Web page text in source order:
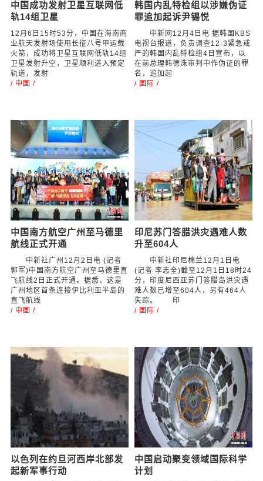
中国成功发射卫星互联网低
轨14组卫星
12月6日15时53分，中国在海南商
业航天发射场使用长征八号甲运载
火箭，成功将卫星互联网低轨14组
卫星发射升空，卫星顺利进入预定
轨道，发射
/ 中国 /
韩国内乱特检组以涉嫌伪证
罪追加起诉尹锡悦
中新网12月4日电 据韩国KBS
电视台报道，负责调查12·3紧急戒
严的韩国内乱特检组4日宣布，以
在前总理韩德洙审判中作伪证的罪
名，追加起
/ 国际 /
中国南方航空广州至马德里
航线正式开通
中新社广州12月2日电 (记者
郭军)中国南方航空广州至马德里直
飞航线2日正式开通。据悉，这是
广州地区首条连接伊比利亚半岛的
直飞航线
/ 中国 /
印尼苏门答腊洪灾遇难人数
升至604人
中新社印尼棉兰12月1日电
(记者 李志全)截至12月1日18时24
分，印度尼西亚苏门答腊岛洪灾遇
难人数已增至604人，另有464人
失踪。 印
/ 国际 /
以色列在约旦河西岸北部发
起新军事行动
中国启动聚变领域国际科学
计划